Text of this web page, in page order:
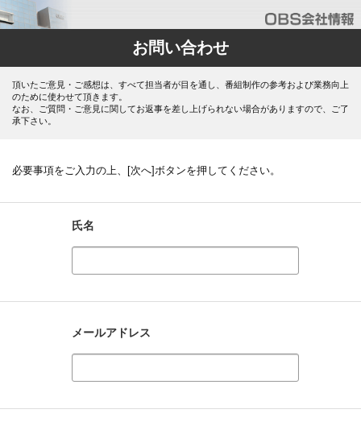
お問い合わせ
頂いたご意見・ご感想は、すべて担当者が目を通し、番組制作の参考および業務向上
のために使わせて頂きます。
なお、ご質問・ご意見に関してお返事を差し上げられない場合がありますので、ご了
承下さい。
必要事項をご入力の上、[次へ]ボタンを押してください。
氏名
メールアドレス